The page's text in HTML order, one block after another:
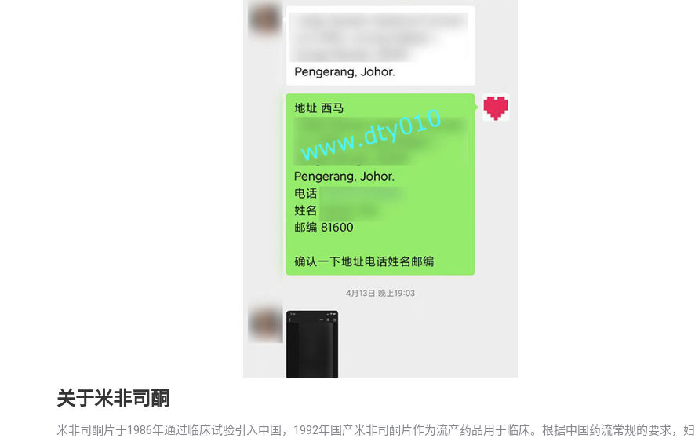
关于米非司酮
米非司酮片于1986年通过临床试验引入中国，1992年国产米非司酮片作为流产药品用于临床。根据中国药流常规的要求，妇